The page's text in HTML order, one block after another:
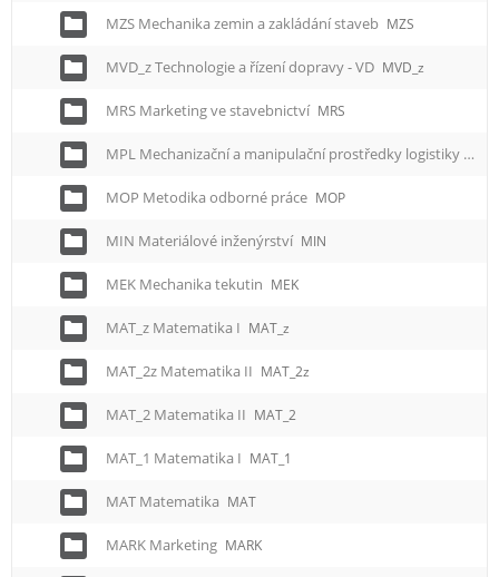
MZS Mechanika zemin a zakládání staveb MZS
MVD_z Technologie a řízení dopravy - VD MVD_z
MRS Marketing ve stavebnictví MRS
MPL Mechanizační a manipulační prostředky logistikyMPL
MOP Metodika odborné práce MOP
MIN Materiálové inženýrství MIN
MEK Mechanika tekutin MEK
MAT_z Matematika I MAT_z
MAT_2z Matematika II MAT_2z
MAT_2 Matematika II MAT_2
MAT_1 Matematika I MAT_1
MAT Matematika MAT
MARK Marketing MARK